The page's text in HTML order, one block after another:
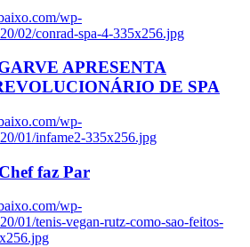
wp-
02/conrad-spa-4-335x256.jpg
APRESENTA
DE SPA
wp-
01/infame2-335x256.jpg
faz Par
wp-
01/tenis-vegan-rutz-como-sao-feitos-